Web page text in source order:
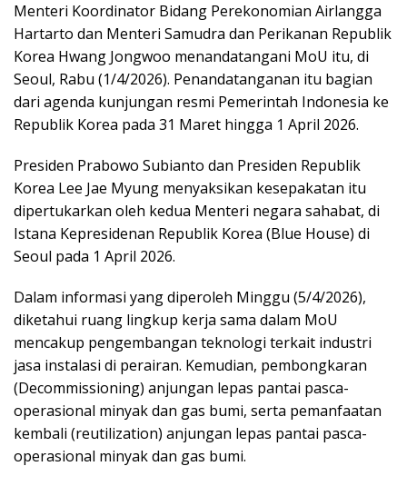
Menteri Koordinator Bidang Perekonomian Airlangga
Hartarto dan Menteri Samudra dan Perikanan Republik
Korea Hwang Jongwoo menandatangani MoU itu, di
Seoul, Rabu (1/4/2026). Penandatanganan itu bagian
dari agenda kunjungan resmi Pemerintah Indonesia ke
Republik Korea pada 31 Maret hingga 1 April 2026.
Presiden Prabowo Subianto dan Presiden Republik
Korea Lee Jae Myung menyaksikan kesepakatan itu
dipertukarkan oleh kedua Menteri negara sahabat, di
Istana Kepresidenan Republik Korea (Blue House) di
Seoul pada 1 April 2026.
Dalam informasi yang diperoleh Minggu (5/4/2026),
diketahui ruang lingkup kerja sama dalam MoU
mencakup pengembangan teknologi terkait industri
jasa instalasi di perairan. Kemudian, pembongkaran
(Decommissioning) anjungan lepas pantai pasca-
operasional minyak dan gas bumi, serta pemanfaatan
kembali (reutilization) anjungan lepas pantai pasca-
operasional minyak dan gas bumi.